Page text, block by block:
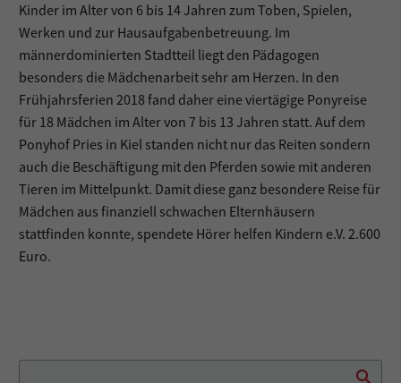
Kinder im Alter von 6 bis 14 Jahren zum Toben, Spielen,
Werken und zur Hausaufgabenbetreuung. Im
männerdominierten Stadtteil liegt den Pädagogen
besonders die Mädchenarbeit sehr am Herzen. In den
Frühjahrsferien 2018 fand daher eine viertägige Ponyreise
für 18 Mädchen im Alter von 7 bis 13 Jahren statt. Auf dem
Ponyhof Pries in Kiel standen nicht nur das Reiten sondern
auch die Beschäftigung mit den Pferden sowie mit anderen
Tieren im Mittelpunkt. Damit diese ganz besondere Reise für
Mädchen aus finanziell schwachen Elternhäusern
stattfinden konnte, spendete Hörer helfen Kindern e.V. 2.600
Euro.